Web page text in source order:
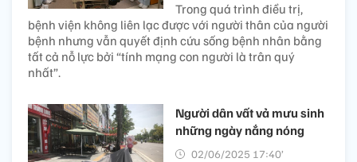
Trong quá trình điều trị,
bệnh viện không liên lạc được với người thân của người
bệnh nhưng vẫn quyết định cứu sống bệnh nhân bằng
tất cả nỗ lực bởi “tính mạng con người là trân quý
nhất”.
Người dân vất vả mưu sinh
những ngày nắng nóng
02/06/2025 17:40’